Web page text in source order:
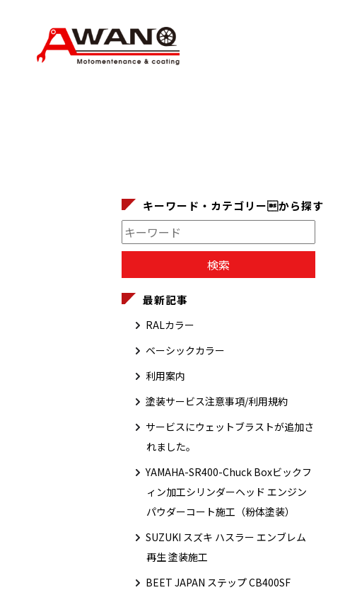
キーワード・カテゴリーから探す
最新記事
RALカラー
ベーシックカラー
利用案内
塗装サービス注意事項/利用規約
サービスにウェットブラストが追加さ
れました。
YAMAHA-SR400-Chuck Boxビックフ
ィン加工シリンダーヘッド エンジン
パウダーコート施工（粉体塗装）
SUZUKI スズキ ハスラー エンブレム
再生 塗装施工
BEET JAPAN ステップ CB400SF